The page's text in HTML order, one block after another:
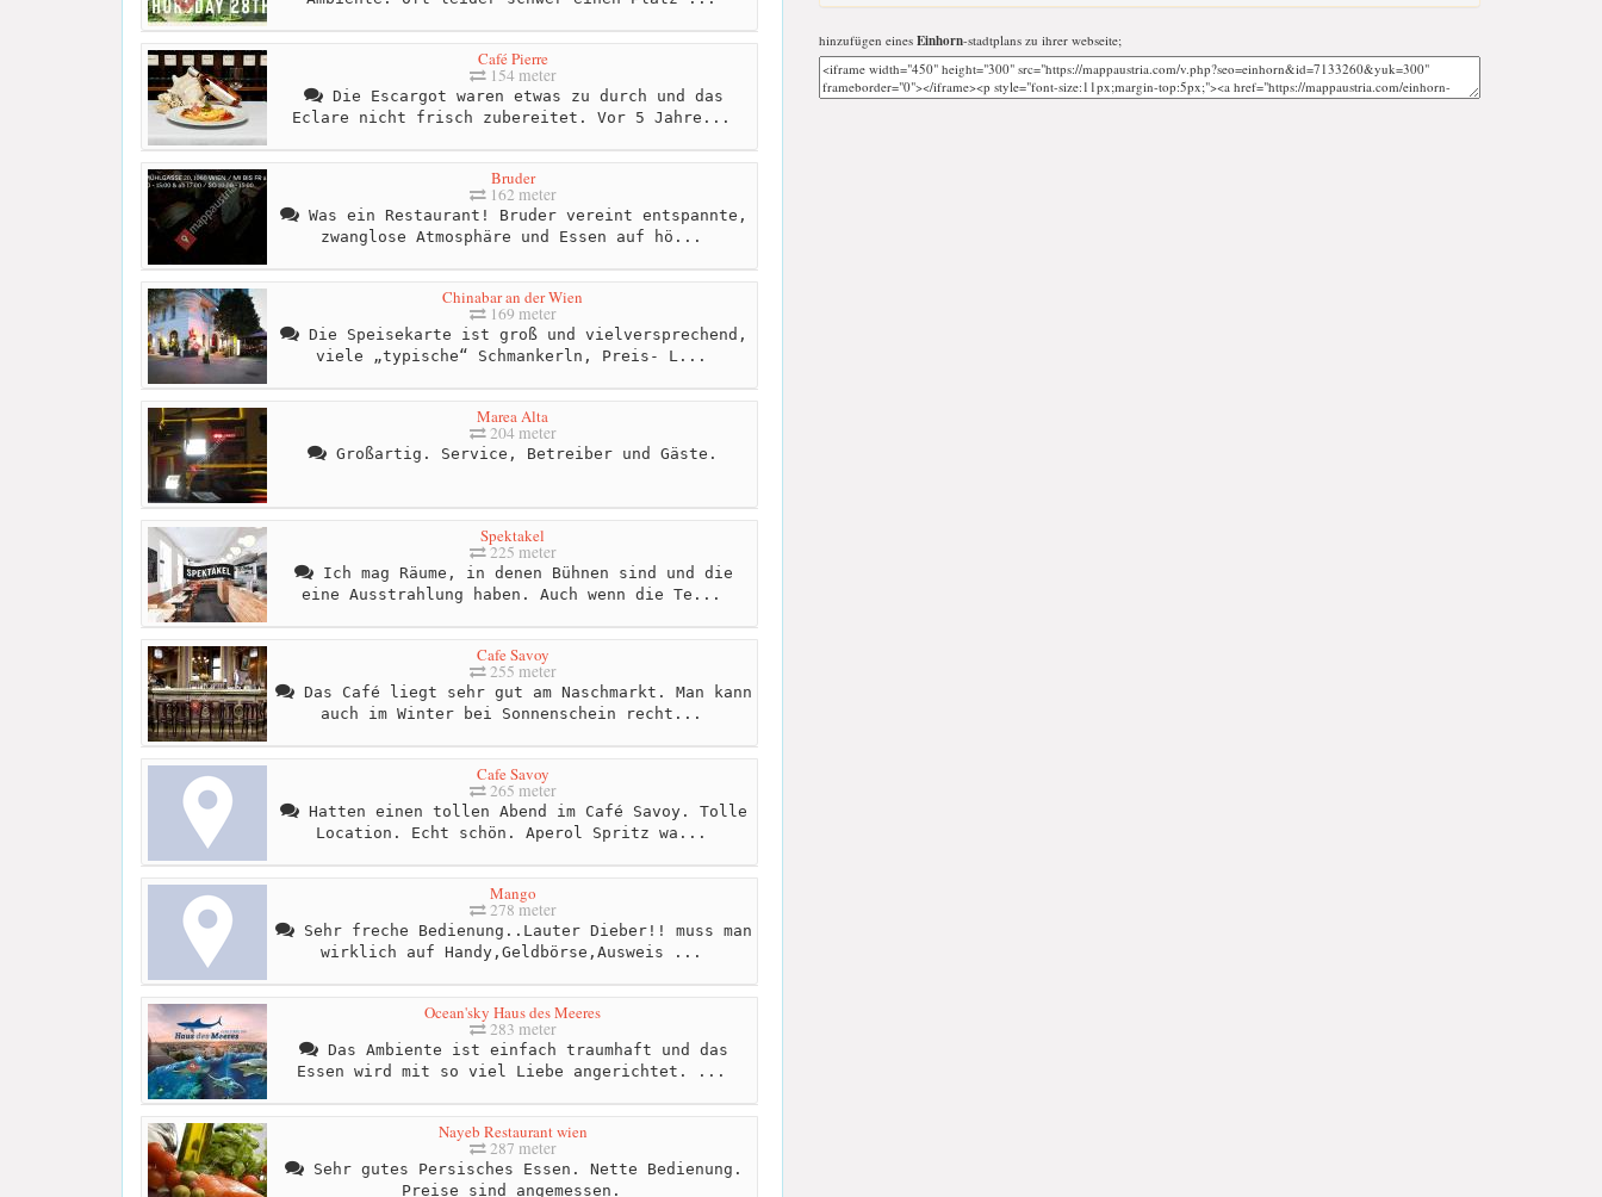
Café Pierre
154 meter
Die Escargot waren etwas zu durch und das
Eclare nicht frisch zubereitet. Vor 5 Jahre...
Bruder
162 meter
Was ein Restaurant! Bruder vereint entspannte,
zwanglose Atmosphäre und Essen auf hö...
Chinabar an der Wien
169 meter
Die Speisekarte ist groß und vielversprechend,
viele „typische“ Schmankerln, Preis- L...
Marea Alta
204 meter
Großartig. Service, Betreiber und Gäste.
Spektakel
225 meter
Ich mag Räume, in denen Bühnen sind und die
eine Ausstrahlung haben. Auch wenn die Te...
Cafe Savoy
255 meter
Das Café liegt sehr gut am Naschmarkt. Man kann
auch im Winter bei Sonnenschein recht...
Cafe Savoy
265 meter
Hatten einen tollen Abend im Café Savoy. Tolle
Location. Echt schön. Aperol Spritz wa...
Mango
278 meter
Sehr freche Bedienung..Lauter Dieber!! muss man
wirklich auf Handy,Geldbörse,Ausweis ...
Ocean'sky Haus des Meeres
283 meter
Das Ambiente ist einfach traumhaft und das
Essen wird mit so viel Liebe angerichtet. ...
Nayeb Restaurant wien
287 meter
Sehr gutes Persisches Essen. Nette Bedienung.
Preise sind angemessen.
hinzufügen eines Einhorn-stadtplans zu ihrer webseite;